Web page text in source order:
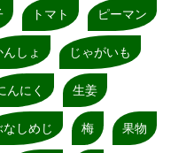
トマト ピーマン
んしょ じゃがいも
んにく 生姜
なしめじ 梅 果物